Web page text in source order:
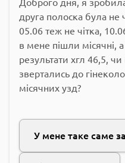
Доброго дня, я зробила
друга полоска була не
05.06 теж не чітка,
в мене пішли місячні,
результати хгл 46,5, чи
звертались до
місячних узд?
У мене таке саме